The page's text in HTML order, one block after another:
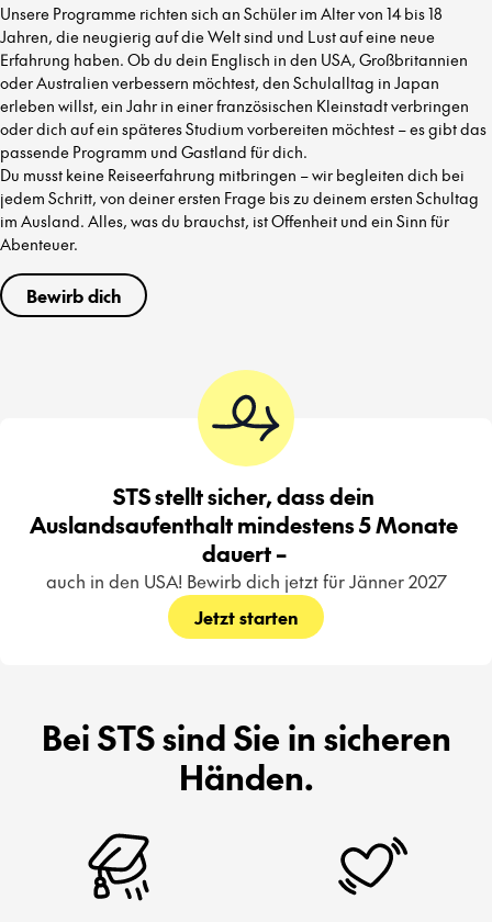
Unsere Programme richten sich an Schüler im Alter von 14 bis 18
Jahren, die neugierig auf die Welt sind und Lust auf eine neue
Erfahrung haben. Ob du dein Englisch in den USA, Großbritannien
oder Australien verbessern möchtest, den Schulalltag in Japan
erleben willst, ein Jahr in einer französischen Kleinstadt verbringen
oder dich auf ein späteres Studium vorbereiten möchtest – es gibt das
passende Programm und Gastland für dich.
Du musst keine Reiseerfahrung mitbringen – wir begleiten dich bei
jedem Schritt, von deiner ersten Frage bis zu deinem ersten Schultag
im Ausland. Alles, was du brauchst, ist Offenheit und ein Sinn für
Abenteuer.
Bewirb dich
STS stellt sicher, dass dein
Auslandsaufenthalt mindestens 5 Monate
dauert –
auch in den USA! Bewirb dich jetzt für Jänner 2027
Jetzt starten
Bei STS sind Sie in sicheren
Händen.